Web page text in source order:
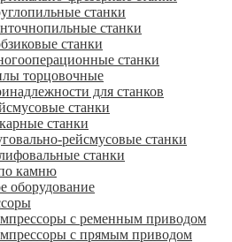
станки
станки
станки
станки
торцовочные
для станков
станки
станки
рейсмусовые станки
станки
камню
оборудование
с ременным приводом
с прямым приводом